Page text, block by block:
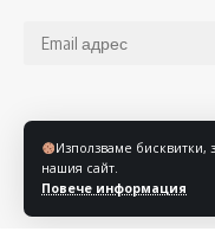
Използваме бисквитки,
нашия сайт.
Повече информация